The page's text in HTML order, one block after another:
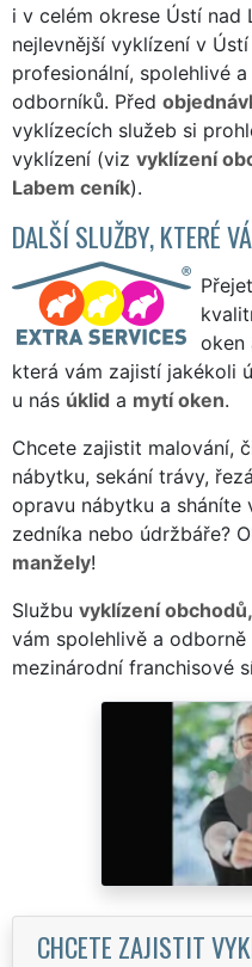
i v celém okrese Ústí nad
nejlevnější vyklízení v
profesionální, spolehlivé
odborníků. Před
vyklízecích služeb si
vyklízení (viz vyklízení
Labem ceník).
DALŠÍ SLUŽBY, KTERÉ
oken
která vám zajistí jakékoli
u nás úklid a mytí oken.
Chcete zajistit malování,
nábytku, sekání trávy,
opravu nábytku a sháníte
zedníka nebo údržbáře?
manžely!
Službu vyklízení
vám spolehlivě a
mezinárodní franchisové
CHCETE ZAJISTIT